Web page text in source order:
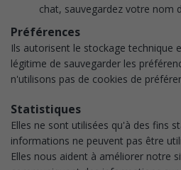
chat, sauvegardez votre nom
Préférences
Ils autorisent le stockage technique
légitime de sauvegarder les
n'utilisons pas de cookies de
Statistiques
Elles ne sont utilisées qu'à des fins
informations ne peuvent pas être
Elles nous aident à améliorer notre